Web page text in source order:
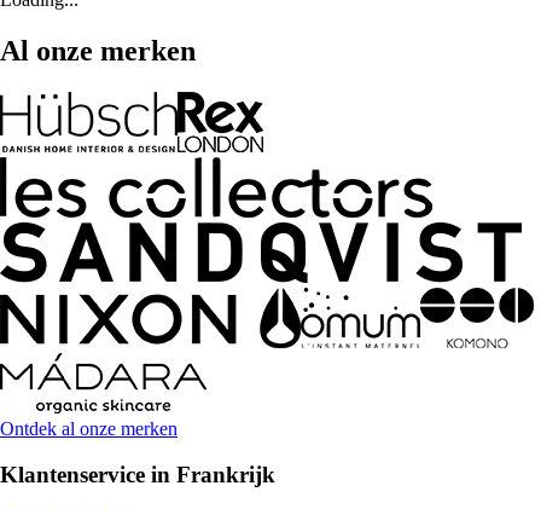
Al onze merken
Ontdek al onze merken
Klantenservice in Frankrijk